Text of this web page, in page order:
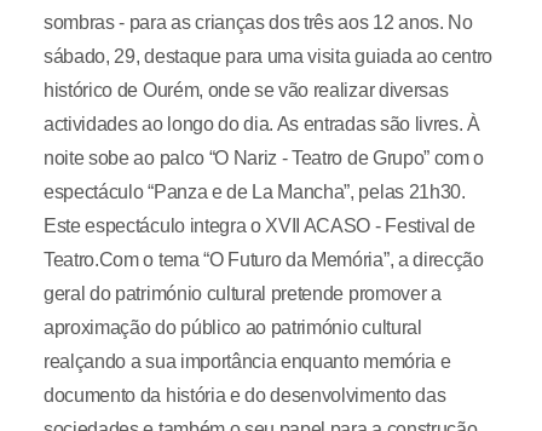
sombras - para as crianças dos três aos 12 anos. No
sábado, 29, destaque para uma visita guiada ao centro
histórico de Ourém, onde se vão realizar diversas
actividades ao longo do dia. As entradas são livres. À
noite sobe ao palco “O Nariz - Teatro de Grupo” com o
espectáculo “Panza e de La Mancha”, pelas 21h30.
Este espectáculo integra o XVII ACASO - Festival de
Teatro.Com o tema “O Futuro da Memória”, a direcção
geral do património cultural pretende promover a
aproximação do público ao património cultural
realçando a sua importância enquanto memória e
documento da história e do desenvolvimento das